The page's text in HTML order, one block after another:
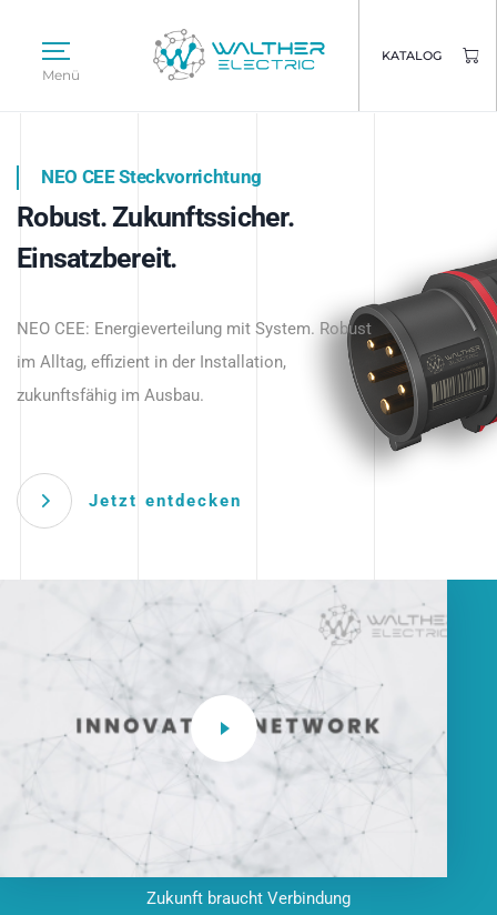
Menü
KATALOG
Intelligente Stromverteilung
beginnt hier.
NEO CEE Steckvorrichtung
Robust. Zukunftssicher.
Einsatzbereit.
NEO CEE: Energieverteilung mit System. Robust
im Alltag, effizient in der Installation,
zukunftsfähig im Ausbau.
Jetzt entdecken
Intelligenz trifft Energie.
Anwendungen – robust, IP-geschützt und
zukunftsfähig.
Zukunft braucht Verbindung